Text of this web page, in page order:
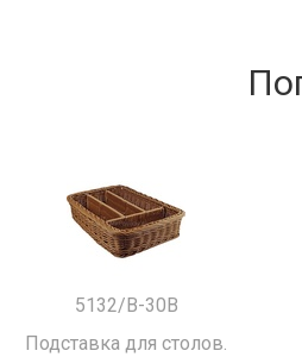
5132/B-30B
Подставка для столов.